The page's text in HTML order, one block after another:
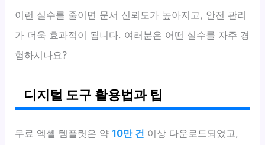
이런 실수를 줄이면 문서 신뢰도가 높아지고, 안전 관리
가 더욱 효과적이 됩니다. 여러분은 어떤 실수를 자주 경
험하시나요?
디지털 도구 활용법과 팁
무료 엑셀 템플릿은 약10만 건 이상 다운로드되었고,